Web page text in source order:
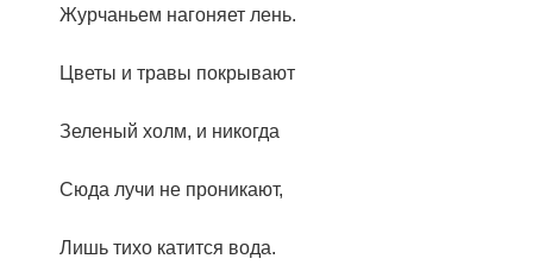
Журчаньем нагоняет лень.
Цветы и травы покрывают
Зеленый холм, и никогда
Сюда лучи не проникают,
Лишь тихо катится вода.